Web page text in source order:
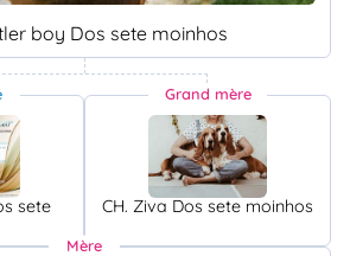
boy Dos sete moinhos
sete
Grand mère
CH. Ziva Dos sete moinhos
Mère